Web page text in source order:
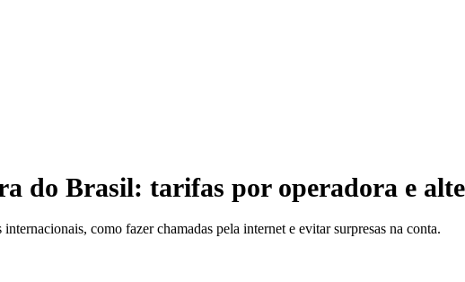
do Brasil: tarifas por operadora e
como fazer chamadas pela internet e evitar surpresas na conta.